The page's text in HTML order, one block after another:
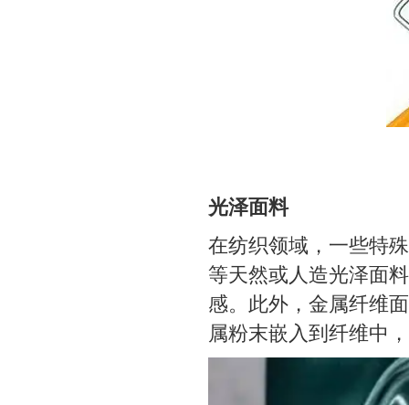
光泽面料
在纺织领域，一些特
等天然或人造光泽面
感。此外，金属纤维
属粉末嵌入到纤维中